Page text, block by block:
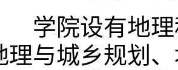
院设有地理
理与城乡规划